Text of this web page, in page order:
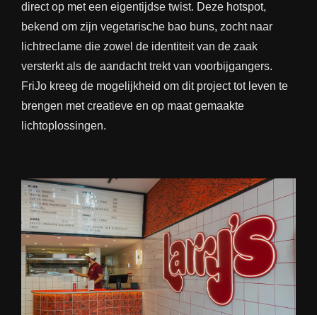
direct op met een eigentijdse twist. Deze hotspot,
bekend om zijn vegetarische bao buns, zocht naar
lichtreclame die zowel de identiteit van de zaak
versterkt als de aandacht trekt van voorbijgangers.
FriJo kreeg de mogelijkheid om dit project tot leven te
brengen met creatieve en op maat gemaakte
lichtoplossingen.